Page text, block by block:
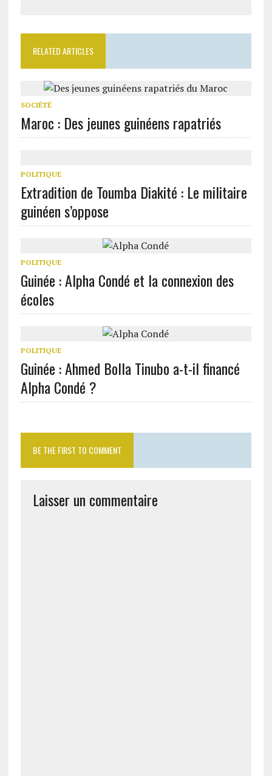
RELATED ARTICLES
SOCIÉTÉ
Maroc : Des jeunes guinéens rapatriés
POLITIQUE
Extradition de Toumba Diakité : Le militaire
guinéen s’oppose
POLITIQUE
Guinée : Alpha Condé et la connexion des
écoles
POLITIQUE
Guinée : Ahmed Bolla Tinubo a-t-il financé
Alpha Condé ?
BE THE FIRST TO COMMENT
Laisser un commentaire